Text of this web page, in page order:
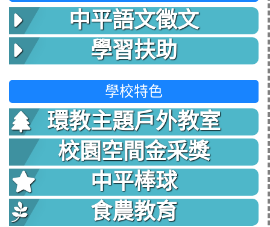
中平語文徵文
學習扶助
學校特色
環教主題戶外教室
校園空間金采獎
中平棒球
食農教育